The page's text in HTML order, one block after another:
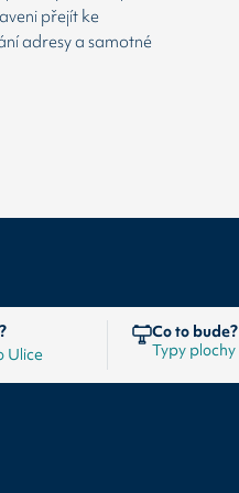
přejít ke
adresy a samotné
Co to bude?